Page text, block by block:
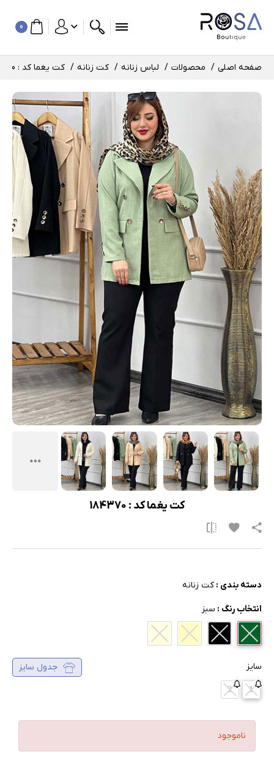
0
صفحه اصلی محصولات لباس زنانه کت زنانه کت یغما کد : 184370
کت یغما کد : 184370
دسته بندی : کت زنانه
انتخاب رنگ : سبز
سایز جدول سایز
1
2
ناموجود